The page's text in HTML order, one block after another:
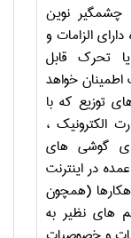
چشمگیر نوین
الزامات و
یا تحرک قابل
اطمینان خواهد
توزیع که با
الکترونیک ،
گوشی های
در اینترنت
(همچون
های نظیر به